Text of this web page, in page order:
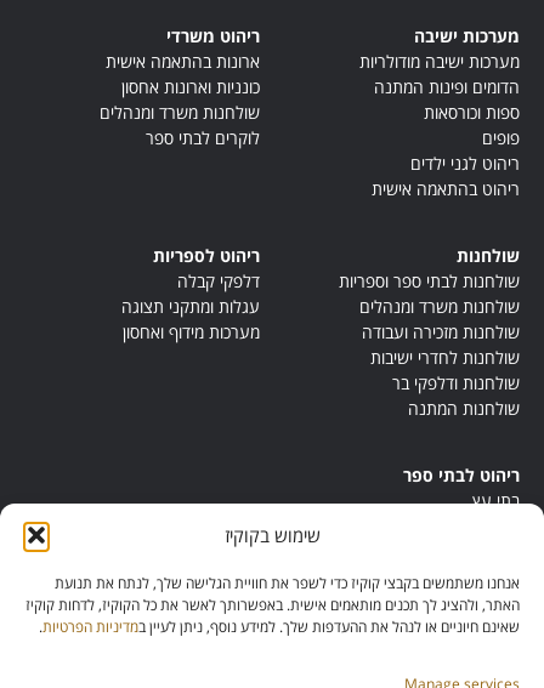
שימוש בקוקיז
אנחנו משתמשים בקבצי קוקיז כדי לשפר את חוויית הגלישה שלך, לנתח את תנועת
האתר, ולהציג לך תכנים מותאמים אישית. באפשרותך לאשר את כל הקוקיז, לדחות קוקיז
שאינם חיוניים או לנהל את ההעדפות שלך. למידע נוסף, ניתן לעיין במדיניות הפרטיות.
Manage services
מערכות ישיבה
מערכות ישיבה מודולריות
הדומים ופינות המתנה
ספות וכורסאות
פופים
ריהוט לגני ילדים
ריהוט בהתאמה אישית
ריהוט משרדי
ארונות בהתאמה אישית
כונניות וארונות אחסון
שולחנות משרד ומנהלים
לוקרים לבתי ספר
שולחנות
שולחנות לבתי ספר וספריות
שולחנות משרד ומנהלים
שולחנות מזכירה ועבודה
שולחנות לחדרי ישיבות
שולחנות ודלפקי בר
שולחנות המתנה
ריהוט לספריות
דלפקי קבלה
עגלות ומתקני תצוגה
מערכות מידוף ואחסון
ריהוט לבתי ספר
בתי עץ
ריהוט מונטסורי
ריהוט אנתרופוסופי